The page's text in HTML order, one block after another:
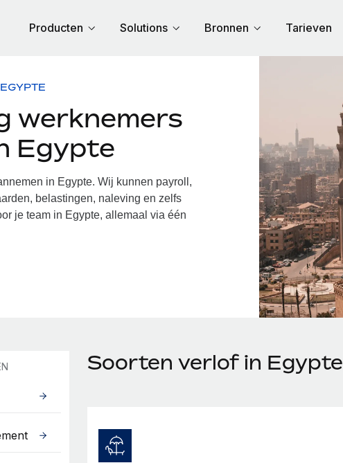
Producten Solutions Bronnen Tarieven
EGYPTE
werknemers
Egypte
in Egypte. Wij kunnen payroll,
belastingen, naleving en zelfs
je team in Egypte, allemaal via één
Soorten verlof in Egypte